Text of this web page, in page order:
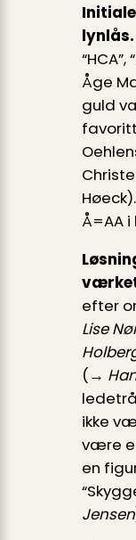
lynlås.
“HCA”,
Åge
guld
Å=AA
efter
Lise
(→
ikke
være
en
Jensen